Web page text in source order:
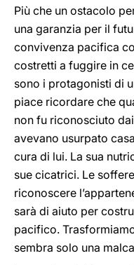
Più che un ostacolo
una garanzia per il
convivenza pacifica
costretti a fuggire in
sono i protagonisti di
piace ricordare che
non fu riconosciuto
avevano usurpato
cura di lui. La sua
sue cicatrici. Le
riconoscere
sarà di aiuto per
pacifico.
sembra solo una